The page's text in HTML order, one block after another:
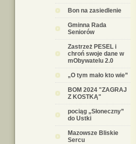
Bon na zasiedlenie
Gminna Rada
Seniorów
Zastrzeż PESEL i
chroń swoje dane w
mObywatelu 2.0
„O tym mało kto wie”
BOM 2024 "ZAGRAJ
Z KOSTKĄ"
pociąg „Słoneczny”
do Ustki
Mazowsze Bliskie
Sercu